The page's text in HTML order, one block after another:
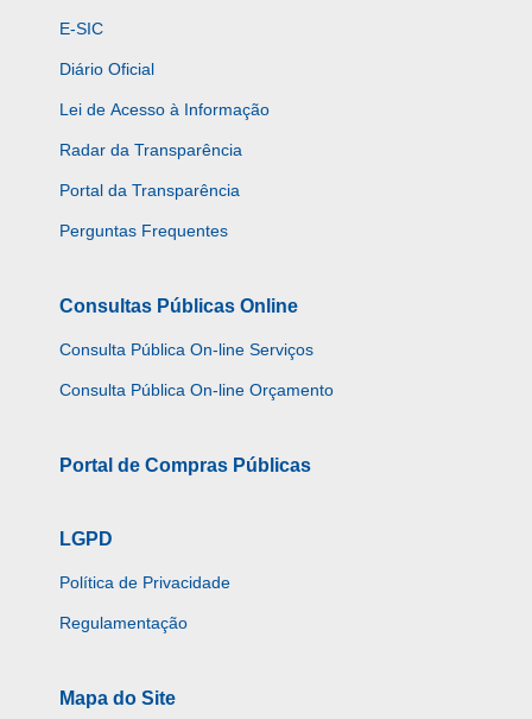
E-SIC
Diário Oficial
Lei de Acesso à Informação
Radar da Transparência
Portal da Transparência
Perguntas Frequentes
Consultas Públicas Online
Consulta Pública On-line Serviços
Consulta Pública On-line Orçamento
Portal de Compras Públicas
LGPD
Política de Privacidade
Regulamentação
Mapa do Site